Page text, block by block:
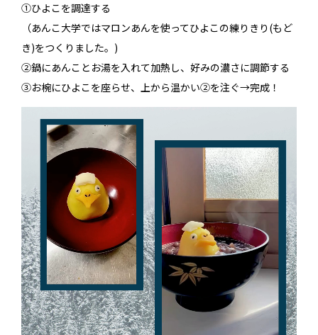
①ひよこを調達する
（あんこ大学ではマロンあんを使ってひよこの練りきり(もど
き)をつくりました。)
②鍋にあんことお湯を入れて加熱し、好みの濃さに調節する
③お椀にひよこを座らせ、上から温かい②を注ぐ→完成！
ー
ヤ
ー